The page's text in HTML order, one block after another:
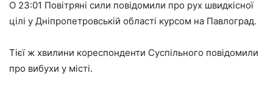
О 23:01 Повітряні сили повідомили про рух швидкісної
цілі у Дніпропетровській області курсом на Павлоград.
Тієї ж хвилини кореспонденти Суспільного повідомили
про вибухи у місті.